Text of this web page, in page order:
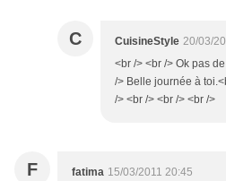
C CuisineStyle 20/03/
<br /> <br /> Ok pas
/> Belle journée à
/> <br /> <br /> <br />
F fatima 15/03/2011 20:45